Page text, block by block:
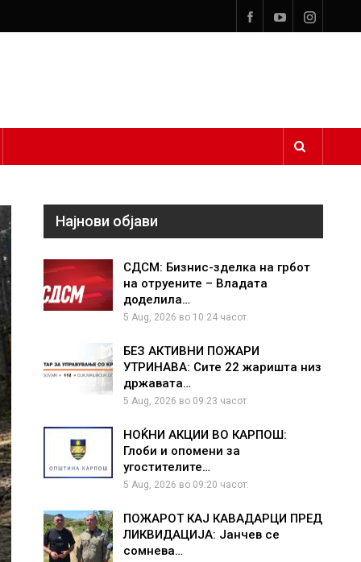
Најнови објави
СДСМ: Бизнис-зделка на грбот
на отруените – Владата
доделила…
5 Aug, 2026 во 10:24 часот.
БЕЗ АКТИВНИ ПОЖАРИ
УТРИНАВА: Сите 22 жаришта низ
државата…
5 Aug, 2026 во 09:23 часот.
НОЌНИ АКЦИИ ВО КАРПОШ:
Глоби и опомени за
угостителите…
5 Aug, 2026 во 09:20 часот.
ПОЖАРОТ КАЈ КАВАДАРЦИ ПРЕД
ЛИКВИДАЦИЈА: Јанчев се
сомнева…